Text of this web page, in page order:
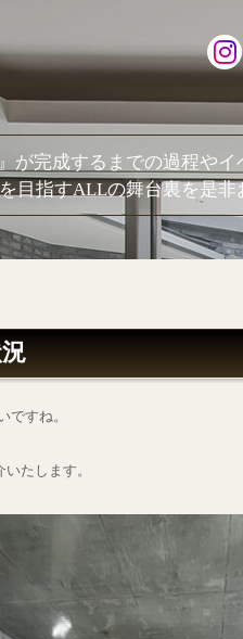
が完成するまでの過程やイ
目指すALLの舞台裏を是
ですね。
たします。